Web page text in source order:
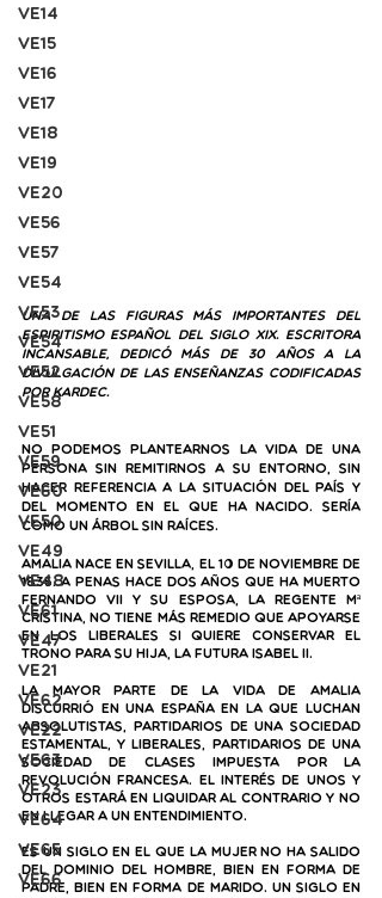
VE14
VE15
VE16
VE17
VE18
VE19
VE20
VE56
VE57
VE54
VE53
VE54
VE52
VE58
VE51
VE59
VE60
VE50
VE49
VE48
VE61
VE47
VE21
VE62
VE22
VE63
VE23
VE64
VE65
VE66
Una de las figuras más importantes del
Espiritismo español del siglo XIX. Escritora
incansable, dedicó más de 30 años a la
divulgación de las enseñanzas codificadas
por Kardec.
No podemos plantearnos la vida de una
persona sin remitirnos a su entorno, sin
hacer referencia a la situación del país y
del momento en el que ha nacido. Sería
como un árbol sin raíces.
Amalia nace en Sevilla, el 10 de noviembre de
1835. A penas hace dos años que ha muerto
Fernando VII y su esposa, la Regente Mª
Cristina, no tiene más remedio que apoyarse
en los liberales si quiere conservar el
trono para su hija, la futura Isabel II.
La mayor parte de la vida de Amalia
discurrió en una España en la que luchan
absolutistas, partidarios de una sociedad
estamental, y liberales, partidarios de una
sociedad de clases impuesta por la
Revolución Francesa. El interés de unos y
otros estará en liquidar al contrario y no
en llegar a un entendimiento.
Es un siglo en el que la mujer no ha salido
del dominio del hombre, bien en forma de
padre, bien en forma de marido. Un siglo en